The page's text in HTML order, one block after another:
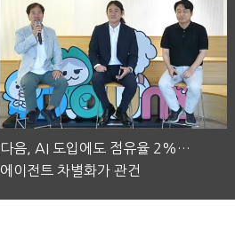
다음, AI 도입에도 점유율 2%…
에이전트 차별화가 관건